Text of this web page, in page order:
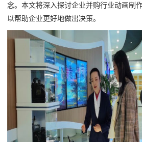
念。本文将深入探讨企业并购行业动画制
以帮助企业更好地做出决策。